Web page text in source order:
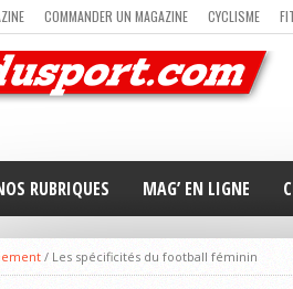
COMMANDER UN MAGAZINE CYCLISME
TRIATHLON VOILE NEWSLETTER MAG’ EN LIGNE
RUBRIQUES MAG’ EN LIGNE
/ Les spécificités du football féminin